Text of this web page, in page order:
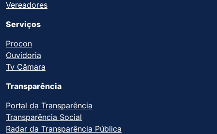
Vereadores
Serviços
Procon
Ouvidoria
Tv Câmara
Transparência
Portal da Transparência
Transparência Social
Radar da Transparência Pública